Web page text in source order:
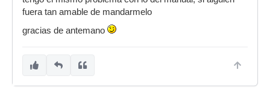
fuera tan amable de mandarmelo
gracias de antemano